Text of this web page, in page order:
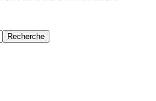
Recherche